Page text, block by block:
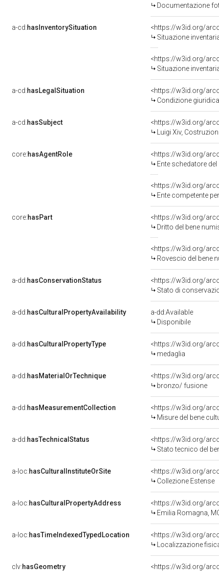
Documentazione
a-cd:hasInventorySituation
<https://w3id.org/
Situazione
<https://w3id.org/
Situazione
a-cd:hasLegalSituation
<https://w3id.org/
Condizione
a-cd:hasSubject
<https://w3id.org/
Luigi Xiv,
core:hasAgentRole
<https://w3id.org/
Ente schedatore del bene
<https://w3id.org/
Ente competente
core:hasPart
<https://w3id.org/
Dritto del bene
<https://w3id.org/
Rovescio del bene
a-dd:hasConservationStatus
<https://w3id.org/
Stato di
a-dd:hasCulturalPropertyAvailability
a-dd:Available
Disponibile
a-dd:hasCulturalPropertyType
<https://w3id.org/
medaglia
a-dd:hasMaterialOrTechnique
<https://w3id.org/
bronzo/ fusione
a-dd:hasMeasurementCollection
<https://w3id.org/
Misure del bene
a-dd:hasTechnicalStatus
<https://w3id.org/
Stato tecnico del
a-loc:hasCulturalInstituteOrSite
<https://w3id.org/
Collezione Estense
a-loc:hasCulturalPropertyAddress
<https://w3id.org/
Emilia Romagna,
a-loc:hasTimeIndexedTypedLocation
<https://w3id.org/
Localizzazione
clv:hasGeometry
<https://w3id.org/